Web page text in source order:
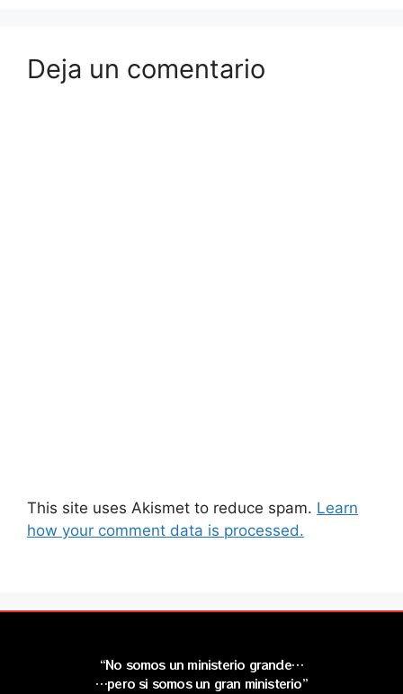
Deja un comentario
This site uses Akismet to reduce spam. Learn
how your comment data is processed.
“No somos un ministerio grande…
…pero si somos un gran ministerio”